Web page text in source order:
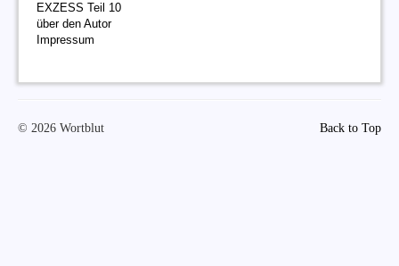
EXZESS Teil 10
über den Autor
Impressum
Back to Top
© 2026 Wortblut